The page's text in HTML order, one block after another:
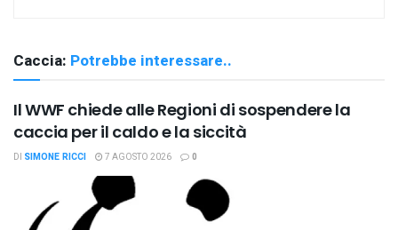
Caccia: Potrebbe interessare..
Il WWF chiede alle Regioni di sospendere la
caccia per il caldo e la siccità
DI SIMONE RICCI 7 AGOSTO 2026 0